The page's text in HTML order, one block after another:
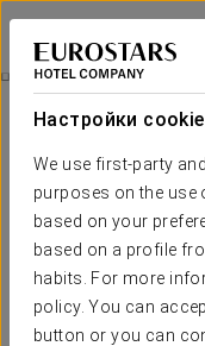
Настройки cookie
We use first-party
purposes on the use
based on your
based on a profile
habits. For more
policy. You can
button or you can
Ikonik Miraflores
ЛИМА
Номера
В отеле Ikonik
и полностью
минималистичном
деталей, чтобы